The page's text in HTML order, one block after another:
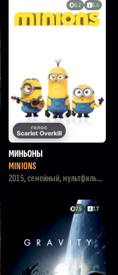
6.2 6.4
голос
Scarlet Overkill
МИНЬОНЫ
MINIONS
2015, семейный, мультфильм,
7.5 7.7